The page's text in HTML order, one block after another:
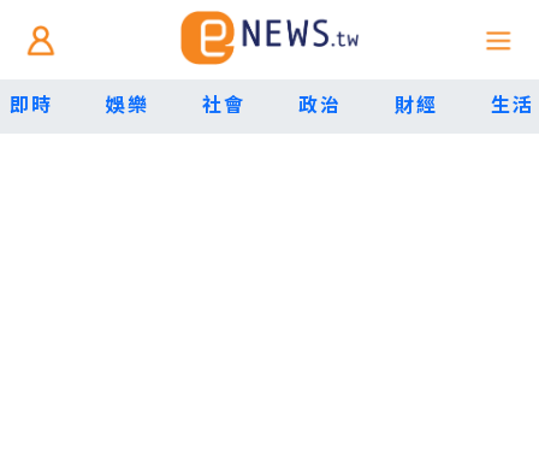
即時 娛樂 社會 政治 財經 生活